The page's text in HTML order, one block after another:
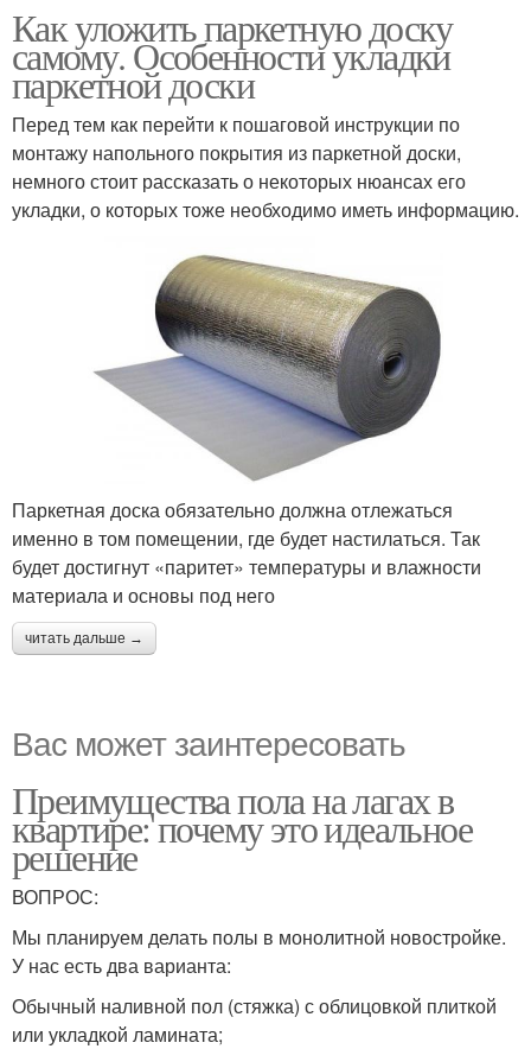
Как уложить паркетную доску
самому. Особенности укладки
паркетной доски
Перед тем как перейти к пошаговой инструкции по
монтажу напольного покрытия из паркетной доски,
немного стоит рассказать о некоторых нюансах его
укладки, о которых тоже необходимо иметь информацию.
Паркетная доска обязательно должна отлежаться
именно в том помещении, где будет настилаться. Так
будет достигнут «паритет» температуры и влажности
материала и основы под него
читать дальше →
Вас может заинтересовать
Преимущества пола на лагах в
квартире: почему это идеальное
решение
ВОПРОС:
Мы планируем делать полы в монолитной новостройке.
У нас есть два варианта:
Обычный наливной пол (стяжка) с облицовкой плиткой
или укладкой ламината;